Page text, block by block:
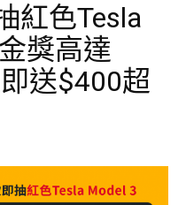
紅色Tesla
獎高達
送$400超